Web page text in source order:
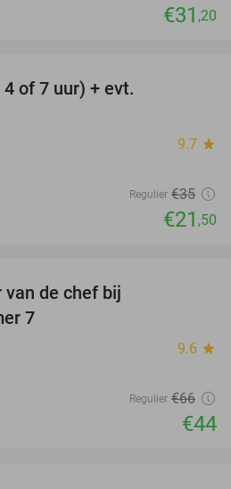
€31 ,20
of 7 uur) + evt.
9.7 star
Regulier €35
€21 ,50
de chef bij
7
9.6 star
Regulier €66
€44